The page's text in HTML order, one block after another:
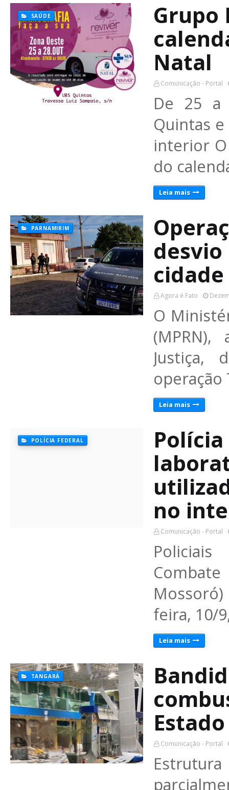
SAÚDE
Grupo
Natal
Comunicação - Portal
De 25 a
Quintas
interior
do
Leia mais
PARNAMIRIM
Agora é Fato
O
Justiça,
operação
Leia mais
POLÍCIA FEDERAL
no
Comunicação - Portal
feira, 10/
Leia mais
TANGARÁ
Estado
Comunicação - Portal